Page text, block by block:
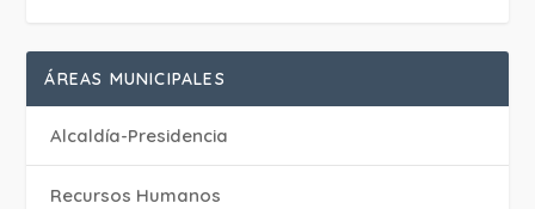
ÁREAS MUNICIPALES
Alcaldía-Presidencia
Recursos Humanos